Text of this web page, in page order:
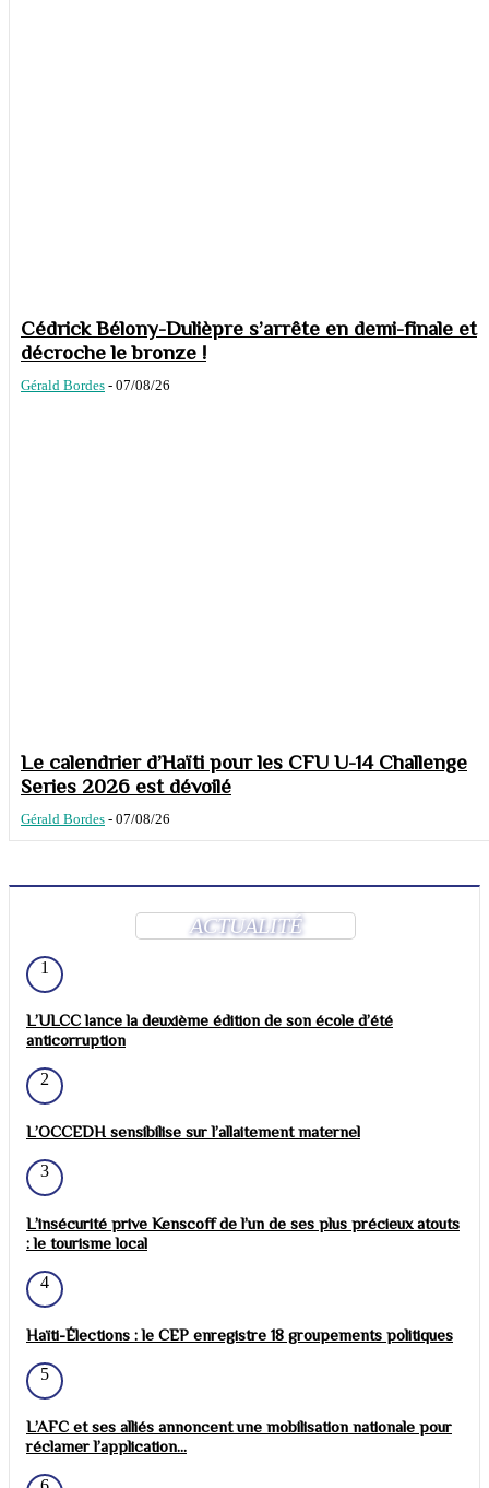
Cédrick Bélony-Dulièpre s’arrête en demi-finale et
décroche le bronze !
Gérald Bordes - 07/08/26
Le calendrier d’Haïti pour les CFU U-14 Challenge
Series 2026 est dévoilé
Gérald Bordes - 07/08/26
ACTUALITÉ
1
L’ULCC lance la deuxième édition de son école d’été
anticorruption
2
L’OCCEDH sensibilise sur l’allaitement maternel
3
L’insécurité prive Kenscoff de l’un de ses plus précieux atouts
: le tourisme local
4
Haïti-Élections : le CEP enregistre 18 groupements politiques
5
L’AFC et ses alliés annoncent une mobilisation nationale pour
réclamer l’application...